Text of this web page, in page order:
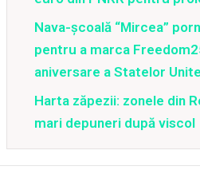
Nava-școală “Mircea”
pentru a marca
aniversare a Statelor Unite
Harta zăpezii: zonele din
mari depuneri după viscol